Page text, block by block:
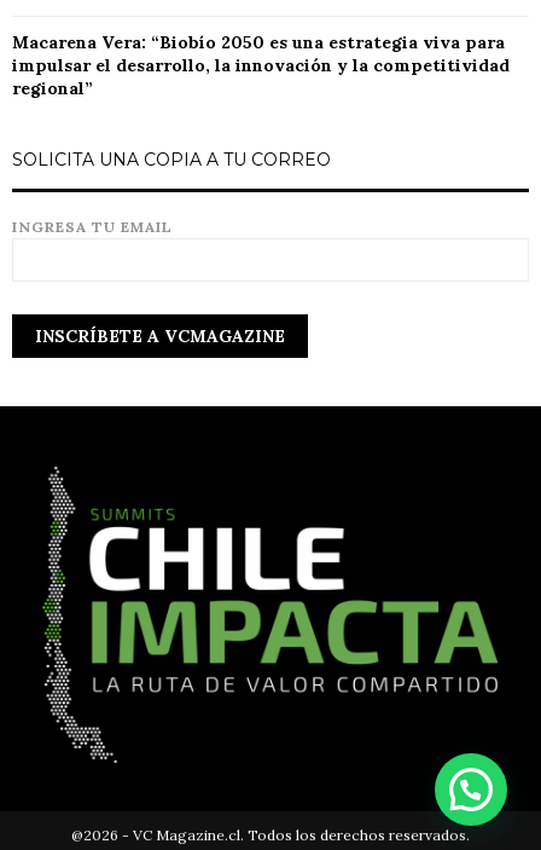
Macarena Vera: “Biobío 2050 es una estrategia viva para
impulsar el desarrollo, la innovación y la competitividad
regional”
SOLICITA UNA COPIA A TU CORREO
INGRESA TU EMAIL
@2026 - VC Magazine.cl. Todos los derechos reservados.